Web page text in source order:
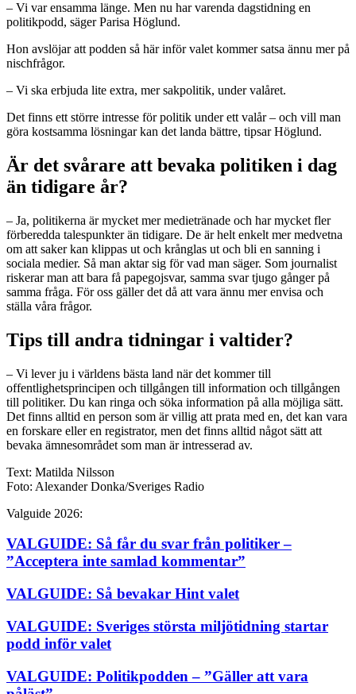
– Vi var ensamma länge. Men nu har varenda dagstidning en
politikpodd, säger Parisa Höglund.
Hon avslöjar att podden så här inför valet kommer satsa ännu mer på
nischfrågor.
– Vi ska erbjuda lite extra, mer sakpolitik, under valåret.
Det finns ett större intresse för politik under ett valår – och vill man
göra kostsamma lösningar kan det landa bättre, tipsar Höglund.
Är det svårare att bevaka politiken i dag
än tidigare år?
– Ja, politikerna är mycket mer medietränade och har mycket fler
förberedda talespunkter än tidigare. De är helt enkelt mer medvetna
om att saker kan klippas ut och krånglas ut och bli en sanning i
sociala medier. Så man aktar sig för vad man säger. Som journalist
riskerar man att bara få papegojsvar, samma svar tjugo gånger på
samma fråga. För oss gäller det då att vara ännu mer envisa och
ställa våra frågor.
Tips till andra tidningar i valtider?
– Vi lever ju i världens bästa land när det kommer till
offentlighetsprincipen och tillgången till information och tillgången
till politiker. Du kan ringa och söka information på alla möjliga sätt.
Det finns alltid en person som är villig att prata med en, det kan vara
en forskare eller en registrator, men det finns alltid något sätt att
bevaka ämnesområdet som man är intresserad av.
Text: Matilda Nilsson
Foto: Alexander Donka/Sveriges Radio
Valguide 2026:
VALGUIDE: Så får du svar från politiker –
”Acceptera inte samlad kommentar”
VALGUIDE: Så bevakar Hint valet
VALGUIDE: Sveriges största miljötidning startar
podd inför valet
VALGUIDE: Politikpodden – ”Gäller att vara